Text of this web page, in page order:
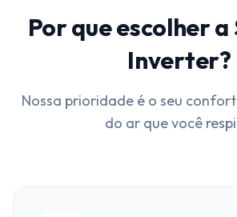
Por que escolher a
Inverter?
Nossa prioridade é o seu
do ar que você